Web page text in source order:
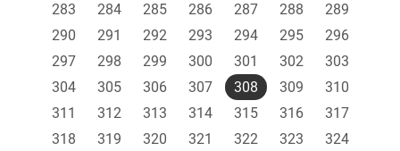
283
284 285 286 287 288
289
290
291 292 293 294 295
296
297
298 299 300 301 302
303
304
305 306 307 308 309
310
311
312 313 314 315 316
317
318
319 320 321 322 323
324